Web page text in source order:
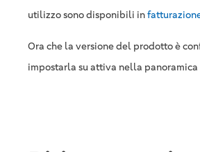
utilizzo sono disponibili in
Ora che la versione del prodotto è
impostarla su attiva nella